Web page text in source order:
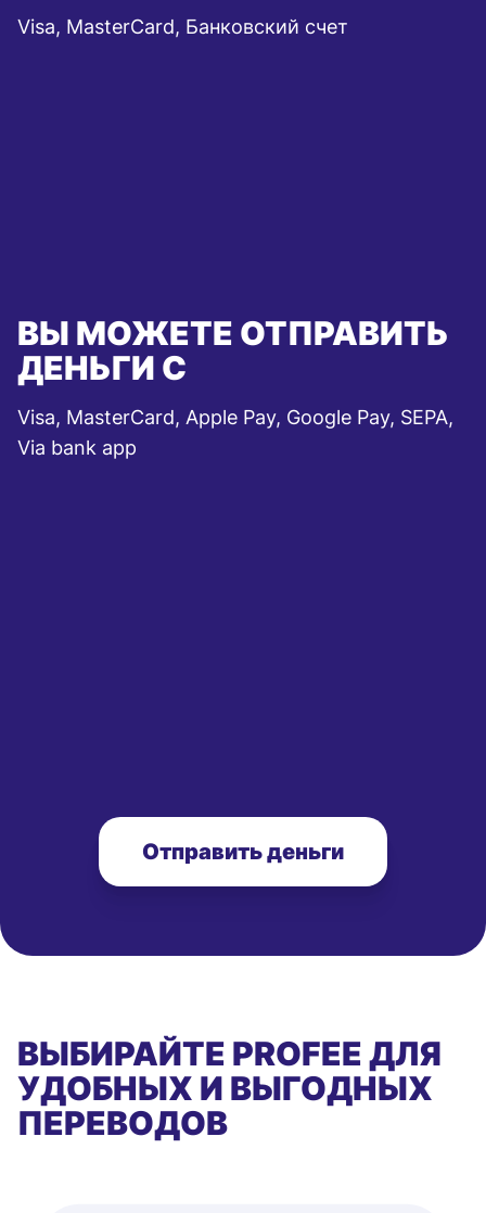
Visa, MasterCard, Банковский счет
ВЫ МОЖЕТЕ ОТПРАВИТЬ
ДЕНЬГИ С
Visa, MasterCard, Apple Pay, Google Pay, SEPA,
Via bank app
Отправить деньги
ВЫБИРАЙТЕ PROFEE ДЛЯ
УДОБНЫХ И ВЫГОДНЫХ
ПЕРЕВОДОВ